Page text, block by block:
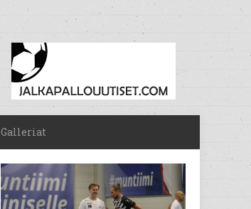
Galleriat